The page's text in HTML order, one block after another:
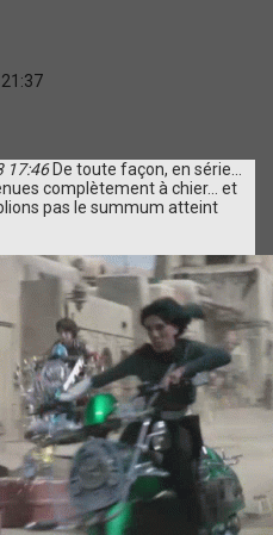
17:46De toute façon, en série...
complètement à chier... et
pas le summum atteint